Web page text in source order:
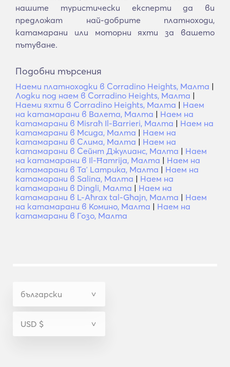
нашите туристически експерти да ви
предложат най-добрите платноходи,
катамарани или моторни яхти за вашето
пътуване.
Подобни търсения
Наеми платноходки в Corradino Heights, Малта |
Лодки под наем в Corradino Heights, Малта |
Наеми яхти в Corradino Heights, Малта | Наем
на катамарани в Валета, Малта | Наем на
катамарани в Misraħ Il-Barrieri, Малта | Наем на
катамарани в Мсида, Малта | Наем на
катамарани в Слима, Малта | Наем на
катамарани в Сейнт Джулианс, Малта | Наем
на катамарани в Il-Ħamrija, Малта | Наем на
катамарани в Taʼ Lampuka, Малта | Наем на
катамарани в Salina, Малта | Наем на
катамарани в Dingli, Малта | Наем на
катамарани в L-Aħrax tal-Għajn, Малта | Наем
на катамарани в Комино, Малта | Наем на
катамарани в Гозо, Малта